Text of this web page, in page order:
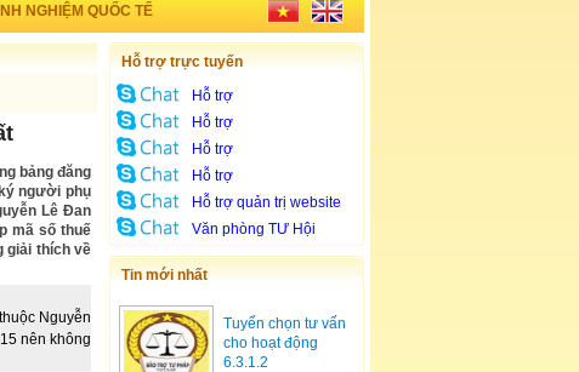
NGHIỆM QUỐC TẾ
bảng đăng
người phụ
Lê Đan
mã số thuế
giải thích về
Nguyễn
nên không
Hỗ trợ trực tuyến
Hỗ trợ
Hỗ trợ
Hỗ trợ
Hỗ trợ
Hỗ trợ quản trị website
Văn phòng TƯ Hội
Tin mới nhất
Tuyển chọn tư vấn
cho hoạt động
6.3.1.2